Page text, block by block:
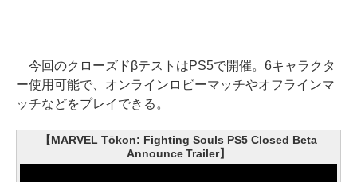
今回のクローズドβテストはPS5で開催。6キャラクタ
ー使用可能で、オンラインロビーマッチやオフラインマ
ッチなどをプレイできる。
【MARVEL Tōkon: Fighting Souls PS5 Closed Beta
Announce Trailer】